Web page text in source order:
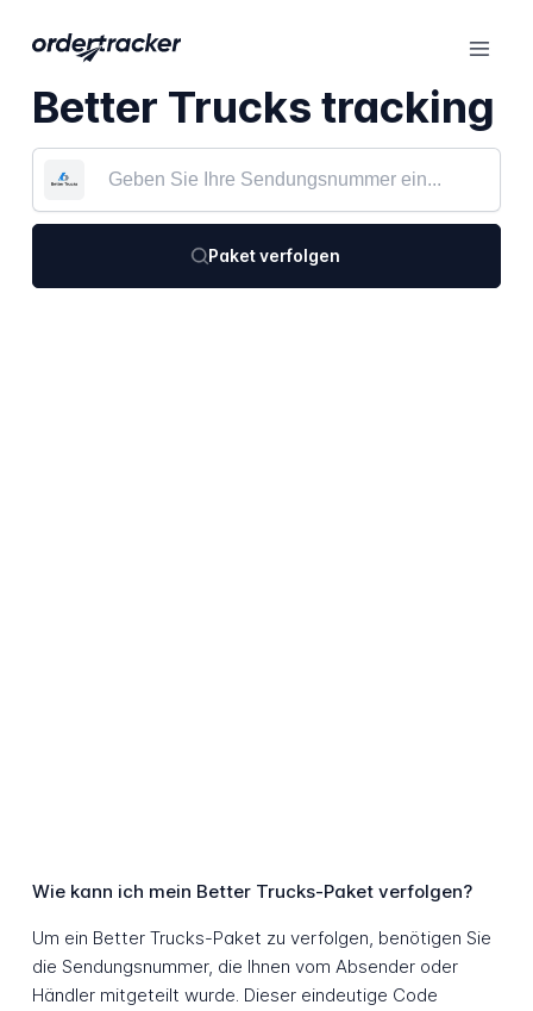
Better Trucks tracking
Paket verfolgen
Wie kann ich mein Better Trucks-Paket verfolgen?
Um ein Better Trucks-Paket zu verfolgen, benötigen Sie
die Sendungsnummer, die Ihnen vom Absender oder
Händler mitgeteilt wurde. Dieser eindeutige Code